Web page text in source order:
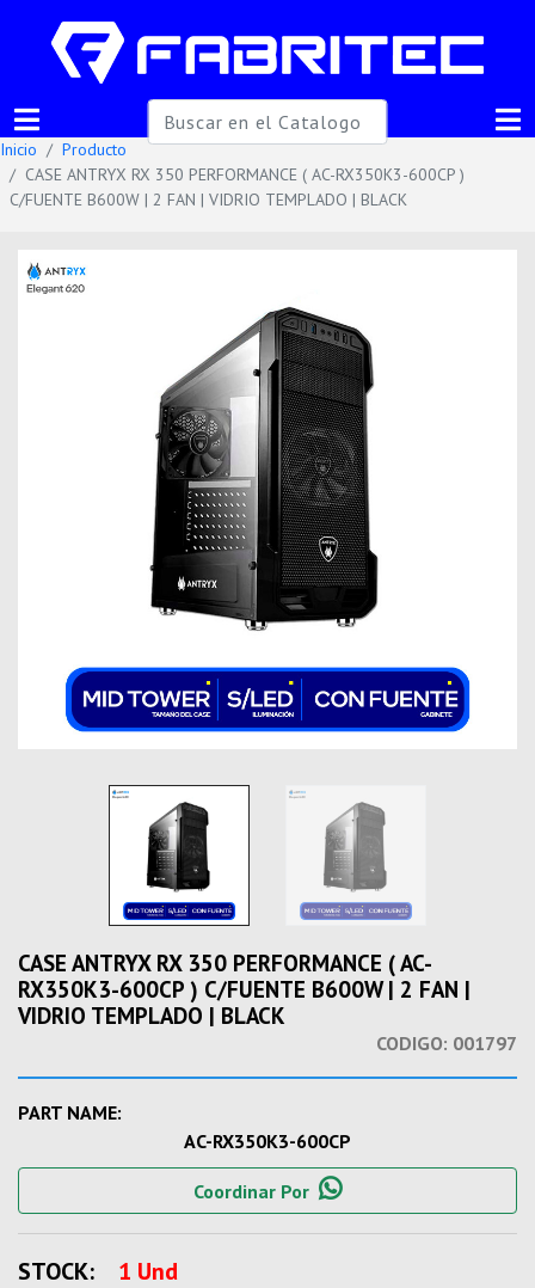
Inicio
Producto
CASE ANTRYX RX 350 PERFORMANCE ( AC-RX350K3-600CP )
C/FUENTE B600W | 2 FAN | VIDRIO TEMPLADO | BLACK
CASE ANTRYX RX 350 PERFORMANCE ( AC-
RX350K3-600CP ) C/FUENTE B600W | 2 FAN |
VIDRIO TEMPLADO | BLACK
CODIGO: 001797
PART NAME:
AC-RX350K3-600CP
Coordinar Por
STOCK: 1 Und